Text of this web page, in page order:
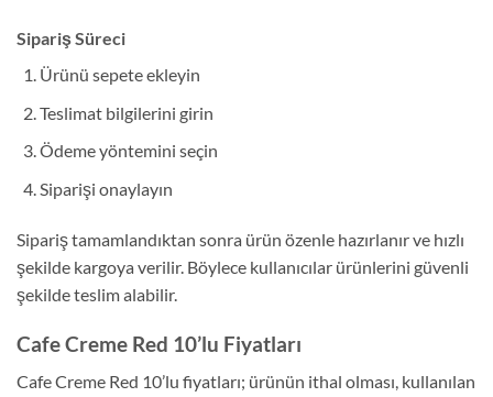
Sipariş Süreci
Ürünü sepete ekleyin
Teslimat bilgilerini girin
Ödeme yöntemini seçin
Siparişi onaylayın
Sipariş tamamlandıktan sonra ürün özenle hazırlanır ve hızlı
şekilde kargoya verilir. Böylece kullanıcılar ürünlerini güvenli
şekilde teslim alabilir.
Cafe Creme Red 10’lu Fiyatları
Cafe Creme Red 10’lu fiyatları; ürünün ithal olması, kullanılan